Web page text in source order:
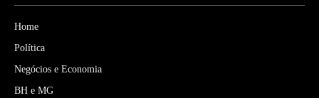
Home
Política
Negócios e Economia
BH e MG